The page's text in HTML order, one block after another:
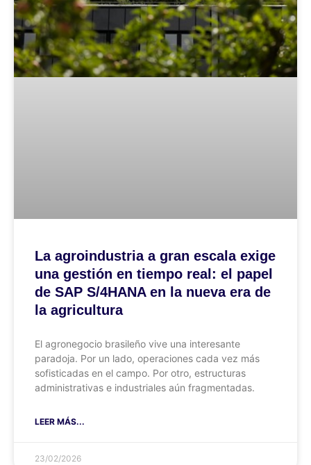
La agroindustria a gran escala exige
una gestión en tiempo real: el papel
de SAP S/4HANA en la nueva era de
la agricultura
El agronegocio brasileño vive una interesante
paradoja. Por un lado, operaciones cada vez más
sofisticadas en el campo. Por otro, estructuras
administrativas e industriales aún fragmentadas.
LEER MÁS...
23/02/2026